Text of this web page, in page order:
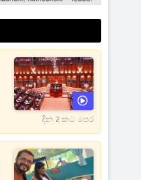
දින 2 කට පෙර